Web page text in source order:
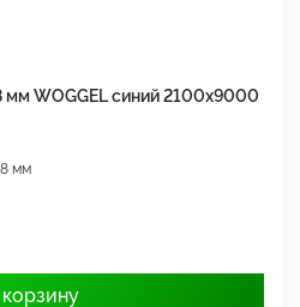
мм WOGGEL синий 2100х9000
8 мм